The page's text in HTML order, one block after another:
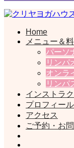
クリヤヨガハウ
一般社団法人日本
Home
メニュー＆
パーソ
リンパ
オンラ
リンパ
インストラ
プロフィー
アクセス
ご予約・お